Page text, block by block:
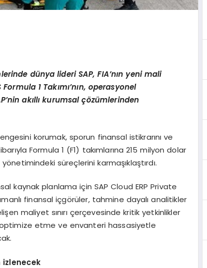
dünya lideri SAP, FIA’nın yeni mali
Formula 1 Takımı’nın, operasyonel
’nin akıllıkurumsalçözümlerinden
korumak, sporun finansal istikrarını ve
Formula 1 (F1) takımlarına 215 milyon dolar
süreçlerini karmaşıklaştırdı.
kaynak planlama için SAP Cloud ERP Private
finansal içgörüler, tahmine dayalı analitikler
maliyet sınırı çerçevesinde kritik yetkinlikler
etme ve envanteri hassasiyetle
izlenecek